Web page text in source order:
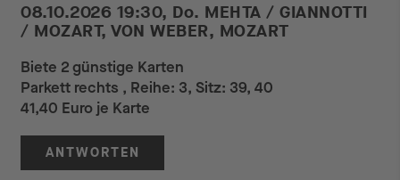
08.10.2026 19:30, Do. MEHTA / GIANNOTTI
/ MOZART, VON WEBER, MOZART
Biete 2 günstige Karten
Parkett rechts , Reihe: 3, Sitz: 39, 40
41,40 Euro je Karte
ANTWORTEN